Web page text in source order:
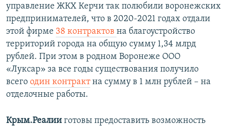
управление ЖКХ Керчи так полюбили воронежских
предпринимателей, что в 2020-2021 годах отдали
этой фирме 38 контрактов на благоустройство
территорий города на общую сумму 1,34 млрд
рублей. При этом в родном Воронеже ООО
«Луксар» за все годы существования получило
всего один контрактна сумму в 1 млн рублей – на
отделочные работы.
Крым.Реалии готовы предоставить возможность